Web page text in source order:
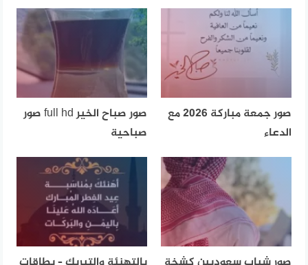
صور جمعة مباركة 2026 مع
الدعاء
صور صباح الخير full hd صور
صباحية